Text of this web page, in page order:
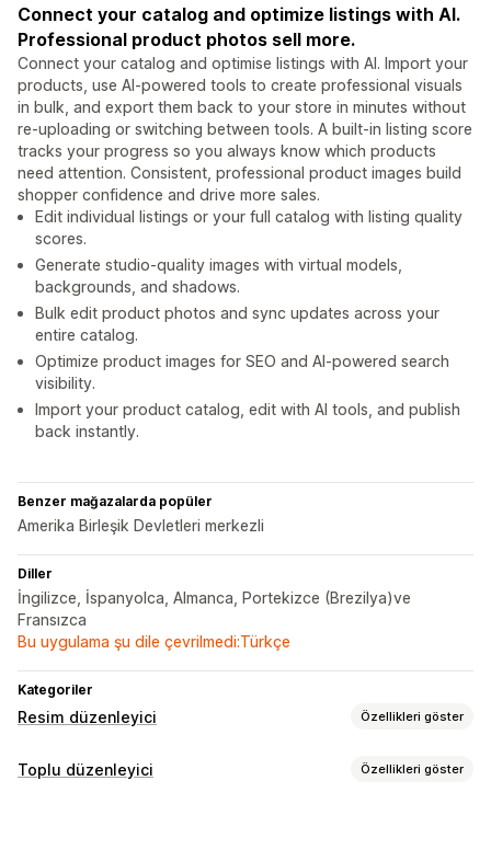
Connect your catalog and optimize listings with AI.
Professional product photos sell more.
Connect your catalog and optimise listings with AI. Import your
products, use AI-powered tools to create professional visuals
in bulk, and export them back to your store in minutes without
re-uploading or switching between tools. A built-in listing score
tracks your progress so you always know which products
need attention. Consistent, professional product images build
shopper confidence and drive more sales.
Edit individual listings or your full catalog with listing quality
scores.
Generate studio-quality images with virtual models,
backgrounds, and shadows.
Bulk edit product photos and sync updates across your
entire catalog.
Optimize product images for SEO and AI-powered search
visibility.
Import your product catalog, edit with AI tools, and publish
back instantly.
Benzer mağazalarda popüler
Amerika Birleşik Devletleri merkezli
Diller
İngilizce, İspanyolca, Almanca, Portekizce (Brezilya)ve
Fransızca
Bu uygulama şu dile çevrilmedi:Türkçe
Kategoriler
Resim düzenleyici Özellikleri göster
Görsel optimizasyonu
Toplu düzenleyici Özellikleri göster